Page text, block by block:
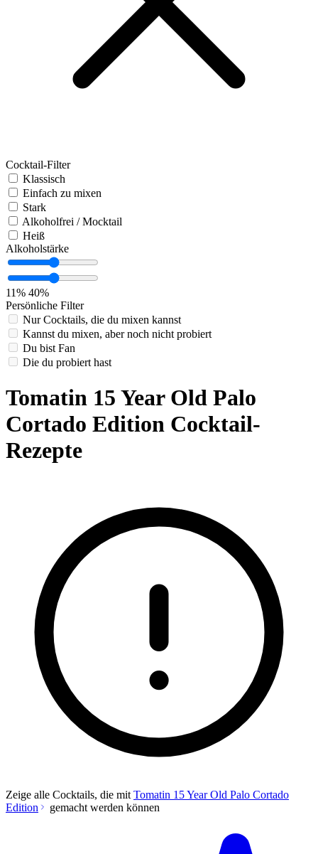
Cocktail-Filter
Klassisch
Einfach zu mixen
Stark
Alkoholfrei / Mocktail
Heiß
Alkoholstärke
11% 40%
Persönliche Filter
Nur Cocktails, die du mixen kannst
Kannst du mixen, aber noch nicht probiert
Du bist Fan
Die du probiert hast
Tomatin 15 Year Old Palo
Cortado Edition Cocktail-
Rezepte
Zeige alle Cocktails, die mit Tomatin 15 Year Old Palo Cortado
Edition
gemacht werden können